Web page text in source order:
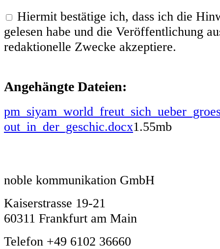
Hiermit bestätige ich, dass ich die
gelesen habe und die Veröffentlichung
redaktionelle Zwecke akzeptiere.
Angehängte Dateien:
out_in_der_geschic.docx1.55mb
noble kommunikation GmbH
Kaiserstrasse 19-21
60311 Frankfurt am Main
Telefon +49 6102 36660